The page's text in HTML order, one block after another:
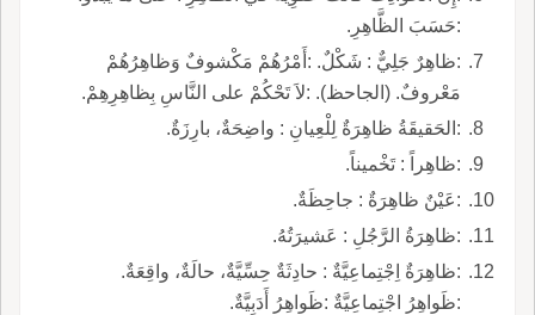
:حَسَبَ الظَّاهِرِ.
:ظاهِرٌ جَلِيٌّ : شَكْلٌ. :أَمْرُهُمْ مَكْشوفٌ وَظاهِرُهُمْ
مَعْروفٌ. (الجاحظ). :لاَ تَحْكُمْ على النَّاسِ بِظاهِرِهِمْ.
:الحَقيقَةُ ظاهِرَةٌ لِلْعِيانِ : واضِحَةٌ، بارِزَةٌ.
:ظاهِراً : تَخْميناً.
:عَيْنٌ ظاهِرَةٌ : جاحِظَةٌ.
:ظاهِرَةُ الرَّجُلِ : عَشيرَتُهُ.
:ظاهِرَةٌ اِجْتِماعِيَّةٌ : حادِثَةٌ حِسِّيَّةٌ، حالَةٌ، واقِعَةٌ.
:ظَواهِرُ اجْتِماعِيَّةٌ :ظَواهِرُ أَدَبِيَّةٌ.